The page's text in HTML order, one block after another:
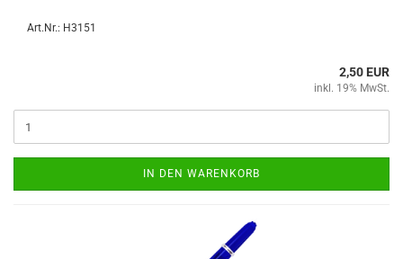
Art.Nr.: H3151
2,50 EUR
inkl. 19% MwSt.
IN DEN WARENKORB